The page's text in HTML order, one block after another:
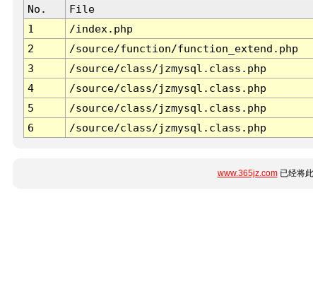
No. File
1
/index.php
2
/source/function/function_extend.php
3
/source/class/jzmysql.class.php
4
/source/class/jzmysql.class.php
5
/source/class/jzmysql.class.php
6
/source/class/jzmysql.class.php
www.365jz.com已经将